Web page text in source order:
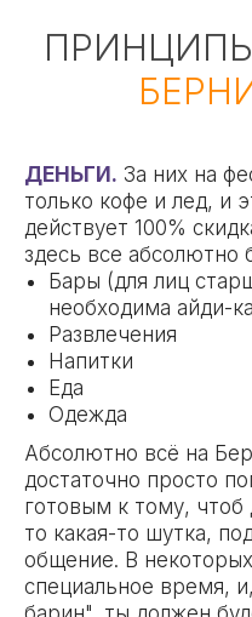
ДЕНЬГИ. За них на
только кофе и лед, и
действует 100%
здесь все абсолютно
Бары (для лиц
необходима айди-
Развлечения
Напитки
Еда
Одежда
Абсолютно всё на
достаточно просто
готовым к тому, чтоб
то какая-то шутка,
общение. В
специальное время,